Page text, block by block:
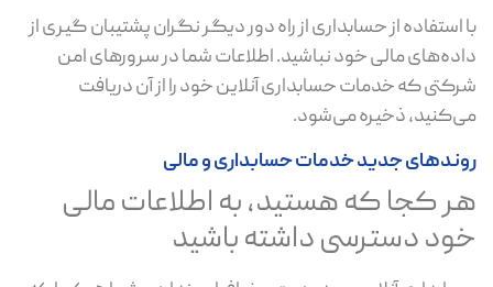
با استفاده از حسابداری از راه دور دیگر نگران پشتیبان گیری از
داده‌های مالی خود نباشید. اطلاعات شما در سرورهای امن
شرکتی که خدمات حسابداری آنلاین خود را از آن دریافت
می‌کنید، ذخیره می‌شود.
روندهای جدید خدمات حسابداری و مالی
هر کجا که هستید، به اطلاعات مالی
خود دسترسی داشته باشید